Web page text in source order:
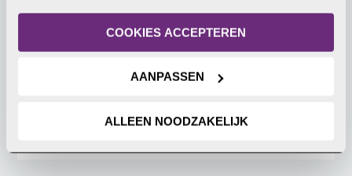
of intrekken. Meer uitleg vind je in onze
privacyverklaring.
COOKIES ACCEPTEREN
AANPASSEN
ALLEEN NOODZAKELIJK
Sterft de kerk in het Midden-
Op veel plekken in het Midden-Oosten is het
christelijk geloof aan het verdwijnen of dreigt het